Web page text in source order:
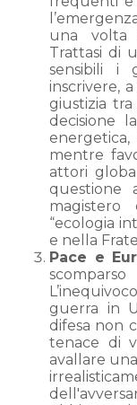
una volta
Trattasi di
sensibili i
inscrivere,
giustizia
decisione
mentre
attori
questione
“ecologia
e nella
Pace e
guerra in
difesa non
tenace di
avallare